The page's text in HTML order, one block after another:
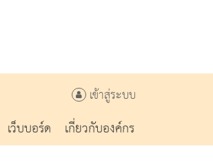
เข้าสู่ระบบ
เว็บบอร์ด
เกี่ยวกับองค์กร